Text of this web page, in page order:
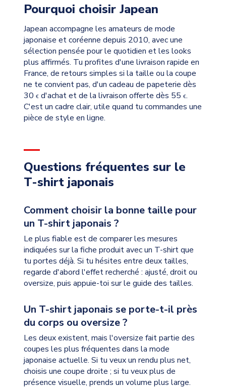
Pourquoi choisir Japean
Japean accompagne les amateurs de mode
japonaise et coréenne depuis 2010, avec une
sélection pensée pour le quotidien et les looks
plus affirmés. Tu profites d'une livraison rapide en
France, de retours simples si la taille ou la coupe
ne te convient pas, d'un cadeau de papeterie dès
30 €d'achat et de la livraison offerte dès 55 €.
C'est un cadre clair, utile quand tu commandes une
pièce de style en ligne.
Questions fréquentes sur le
T-shirt japonais
Comment choisir la bonne taille pour
un T-shirt japonais ?
Le plus fiable est de comparer les mesures
indiquées sur la fiche produit avec un T-shirt que
tu portes déjà. Si tu hésites entre deux tailles,
regarde d'abord l'effet recherché : ajusté, droit ou
oversize, puis appuie-toi sur le guide des tailles.
Un T-shirt japonais se porte-t-il près
du corps ou oversize ?
Les deux existent, mais l'oversize fait partie des
coupes les plus fréquentes dans la mode
japonaise actuelle. Si tu veux un rendu plus net,
choisis une coupe droite ; si tu veux plus de
présence visuelle, prends un volume plus large.